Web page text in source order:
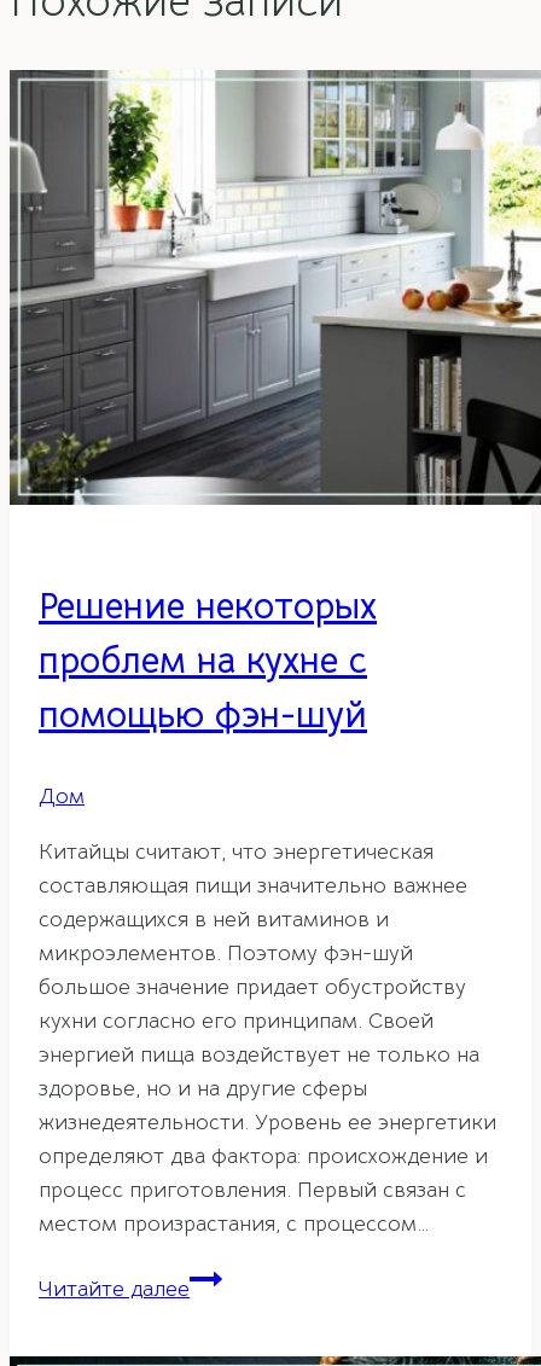
Решение некоторых
проблем на кухне с
помощью фэн-шуй
Дом
Китайцы считают, что энергетическая
составляющая пищи значительно важнее
содержащихся в ней витаминов и
микроэлементов. Поэтому фэн-шуй
большое значение придает обустройству
кухни согласно его принципам. Своей
энергией пища воздействует не только на
здоровье, но и на другие сферы
жизнедеятельности. Уровень ее энергетики
определяют два фактора: происхождение и
процесс приготовления. Первый связан с
местом произрастания, с процессом…
Читайте далееРешение